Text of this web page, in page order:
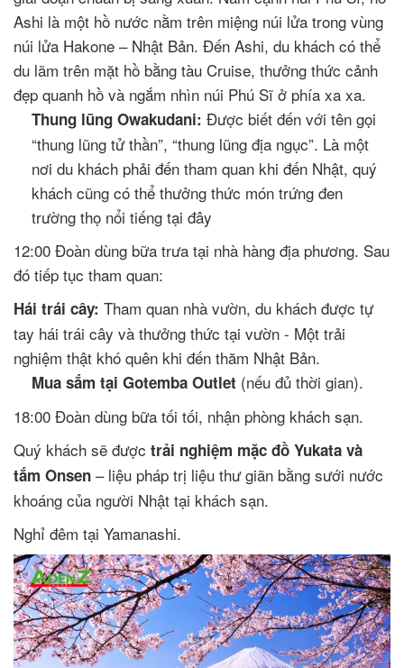
Ashi là một hồ nước nằm trên miệng núi lửa trong vùng
núi lửa Hakone – Nhật Bản. Đến Ashi, du khách có thể
du lãm trên mặt hồ bằng tàu Cruise, thưởng thức cảnh
đẹp quanh hồ và ngắm nhìn núi Phú Sĩ ở phía xa xa.
Thung lũng Owakudani: Được biết đến với tên gọi
“thung lũng tử thần”, “thung lũng địa ngục”. Là một
nơi du khách phải đến tham quan khi đến Nhật, quý
khách cũng có thể thưởng thức món trứng đen
trường thọ nổi tiếng tại đây
12:00 Đoàn dùng bữa trưa tại nhà hàng địa phương. Sau
đó tiếp tục tham quan:
Hái trái cây: Tham quan nhà vườn, du khách được tự
tay hái trái cây và thưởng thức tại vườn - Một trải
nghiệm thật khó quên khi đến thăm Nhật Bản.
Mua sắm tại Gotemba Outlet (nếu đủ thời gian).
18:00 Đoàn dùng bữa tối tối, nhận phòng khách sạn.
Quý khách sẽ được trải nghiệm mặc đồ Yukata và
tắm Onsen – liệu pháp trị liệu thư giãn bằng sưới nước
khoáng của người Nhật tại khách sạn.
Nghỉ đêm tại Yamanashi.